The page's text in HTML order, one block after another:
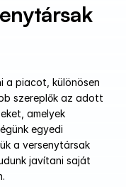
a piacot, különösen
szereplők az adott
amelyek
egyedi
a versenytársak
javítani saját